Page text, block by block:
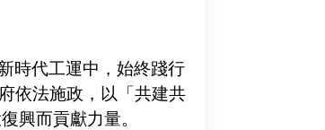
時代工運中，始終踐行
依法施政，以「共建共
興而貢獻力量。